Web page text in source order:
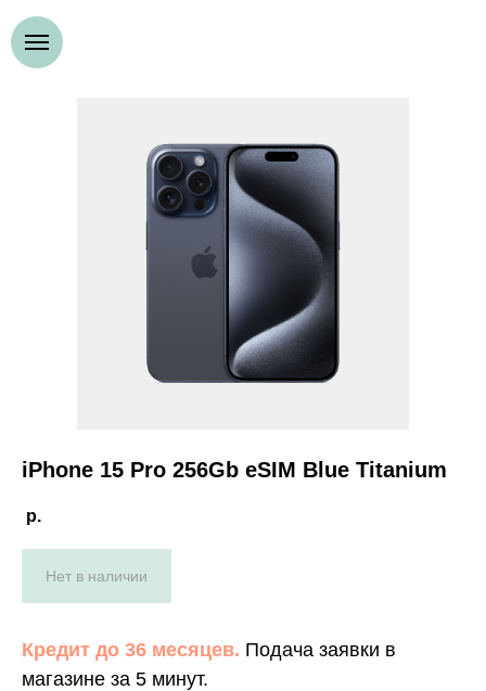
iPhone 15 Pro 256Gb eSIM Blue Titanium
р.
Нет в наличии
Кредит до 36 месяцев. Подача заявки в
магазине за 5 минут.